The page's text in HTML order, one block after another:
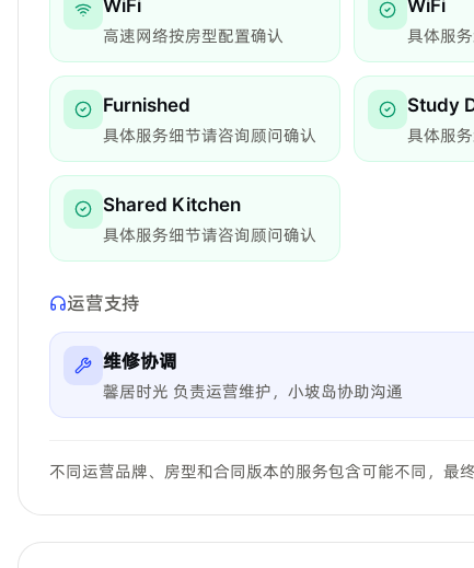
WiFi
高速网络按房型配置确认
WiFi
具体服
Furnished
具体服务细节请咨询顾问确认
Study
具体服
Shared Kitchen
具体服务细节请咨询顾问确认
运营支持
维修协调
馨居时光 负责运营维护，小坡岛协助沟通
不同运营品牌、房型和合同版本的服务包含可能不同，最